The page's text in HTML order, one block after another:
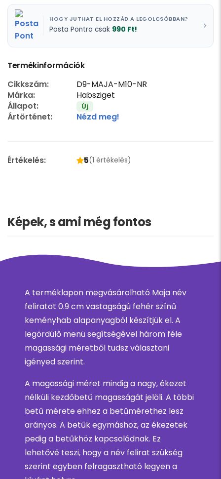
HOGY JUTHAT EL HOZZÁD A LEGOLCSÓBBAN?
Posta Pontra csak 990 Ft!
Termékinformációk
Cikkszám:
D9-MAJA-M10-NR
Márka:
Habsziget
Állapot:
Új
Ártörténet: Nézd meg!
Értékelés: 5(1 értékelés)
Képek, s ami még fontos
A terméklapon megvásárolható Maja név
feliratot 0.9 cm vastagságú fehér színű
keményhab alapanyagból készítjük el. A
legördülő menü segítségével három féle
magassági méretből tudsz választani
igényed szerint.
A magassági méret mindig a nagy, ékezet
nélküli kezdőbetű magasságát jelöli. A többi
betű mérete ehhez a betűmérethez lesz
arányos. A betűk egymáshoz, az ékezetek
pedig a betűkhöz kapcsolódnak. Ez
lehetővé teszi, hogy a név felirat szükség
szerint egyben felragasztható legyen a